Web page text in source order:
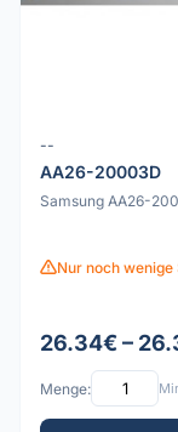
--
AA26-20003D
Samsung AA26-
Nur noch
26.34€ –
Menge: